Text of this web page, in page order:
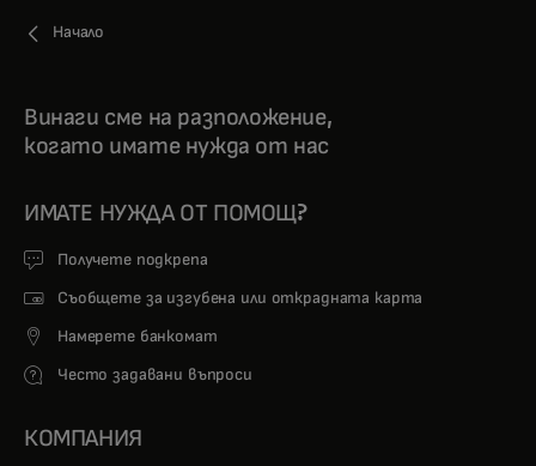
Начало
Винаги сме на разположение,
когато имате нужда от нас
ИМАТЕ НУЖДА ОТ ПОМОЩ?
Получете подкрепа
Съобщете за изгубена или открадната карта
Намерете банкомат
Често задавани въпроси
КОМПАНИЯ